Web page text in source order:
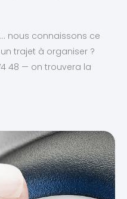
nous connaissons ce
trajet à organiser ?
48 — on trouvera la